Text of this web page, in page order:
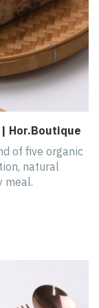
Hor.Boutique
of five organic
natural
meal.